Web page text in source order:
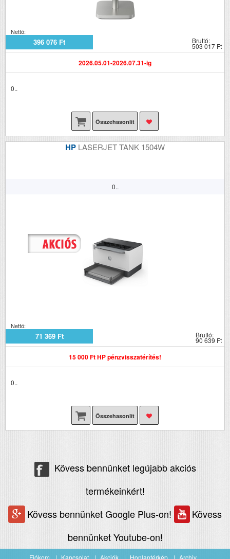
Nettó:
396 076 Ft Bruttó:
503 017 Ft
2026.05.01-2026.07.31-ig
0..
Összehasonlít
HP LASERJET TANK 1504W
0..
Nettó:
71 369 Ft Bruttó:
90 639 Ft
15 000 Ft HP pénzvisszatérítés!
0..
Összehasonlít
Kövess bennünket legújabb akciós
termékeinkért!
Kövess bennünket Google Plus-on!
Kövess
bennünket Youtube-on!